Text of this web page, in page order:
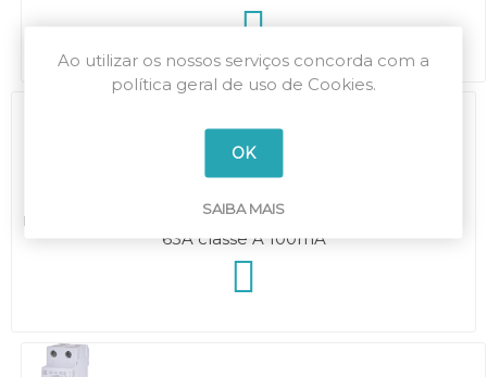
ETID2P063AS100
Interruptor
diferencial seletivo 2P
63A classe A 100mA
Ao utilizar os nossos serviços concorda com a
política geral de uso de Cookies.
OK
SAIBA MAIS